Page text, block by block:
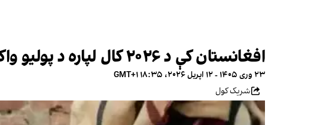
افغانستان کې د ۲۰۲۶ کال لپاره د پولیو واکسین لومړنی کمپاین پیل شو
۲۳ وری ۱۴۰۵ - ۱۲ اپریل ۲۰۲۶، ۱۸:۳۵ GMT+۱
شریک کول